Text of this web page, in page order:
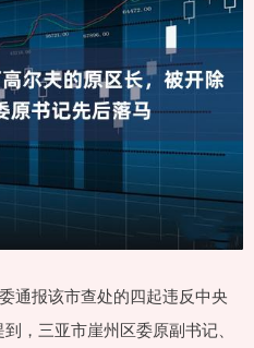
通报该市查处的四起违反中央
，三亚市崖州区委原副书记、